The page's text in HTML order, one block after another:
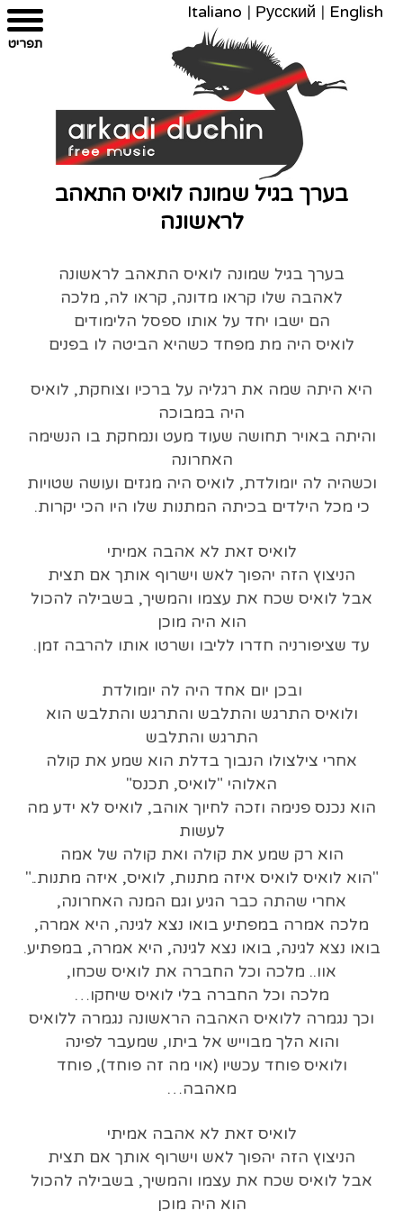
מפת
הצהרת
עבור
צרו
English
|
Русский
|
Italiano
בערך בגיל שמונה לואיס התאהב
לראשונה
בערך בגיל שמונה לואיס התאהב לראשונה
לאהבה שלו קראו מדונה, קראו לה, מלכה
הם ישבו יחד על אותו ספסל הלימודים
לואיס היה מת מפחד כשהיא הביטה לו בפנים
היא היתה שמה את רגליה על ברכיו וצוחקת, לואיס
היה במבוכה
והיתה באויר תחושה שעוד מעט ונמחקת בו הנשימה
האחרונה
וכשהיה לה יומולדת, לואיס היה מגזים ועושה שטויות
כי מכל הילדים בכיתה המתנות שלו היו הכי יקרות.
לואיס זאת לא אהבה אמיתי
הניצוץ הזה יהפוך לאש וישרוף אותך אם תצית
אבל לואיס שכח את עצמו והמשיך, בשבילה להכול
הוא היה מוכן
עד שציפורניה חדרו לליבו ושרטו אותו להרבה זמן.
ובכן יום אחד היה לה יומולדת
ולואיס התרגש והתלבש והתרגש והתלבש הוא
התרגש והתלבש
אחרי צילצולו הנבוך בדלת הוא שמע את קולה
האלוהי "לואיס, תכנס"
הוא נכנס פנימה וזכה לחיוך אוהב, לואיס לא ידע מה
לעשות
הוא רק שמע את קולה ואת קולה של אמה
"הוא לואיס לואיס איזה מתנות, לואיס, איזה מתנות.."
אחרי שהתה כבר הגיע וגם המנה האחרונה,
מלכה אמרה במפתיע בואו נצא לגינה, היא אמרה,
בואו נצא לגינה, בואו נצא לגינה, היא אמרה, במפתיע.
אוו.. מלכה וכל החברה את לואיס שכחו,
מלכה וכל החברה בלי לואיס שיחקו…
וכך נגמרה ללואיס האהבה הראשונה נגמרה ללואיס
והוא הלך מבוייש אל ביתו, שמעבר לפינה
ולואיס פוחד עכשיו (אוי מה זה פוחד), פוחד
מאהבה…
לואיס זאת לא אהבה אמיתי
הניצוץ הזה יהפוך לאש וישרוף אותך אם תצית
אבל לואיס שכח את עצמו והמשיך, בשבילה להכול
הוא היה מוכן
תפריט